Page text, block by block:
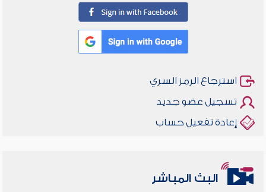
استرجاع الرمز السري
تسجيل عضو جديد
إعادة تفعيل حساب
البث المباشر